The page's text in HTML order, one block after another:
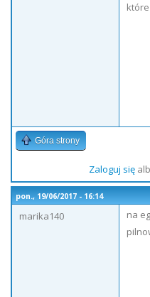
Góra strony
Zaloguj się
pon., 19/06/2017 - 16:14
marika140
na